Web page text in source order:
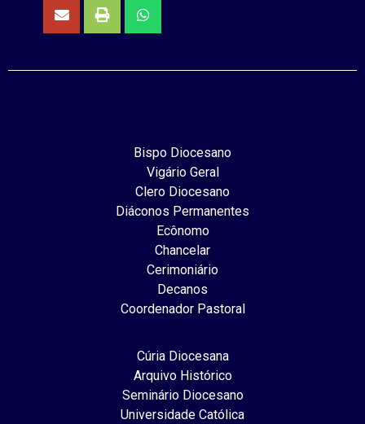
Bispo Diocesano
Vigário Geral
Clero Diocesano
Diáconos Permanentes
Ecônomo
Chancelar
Cerimoniário
Decanos
Coordenador Pastoral
Cúria Diocesana
Arquivo Histórico
Seminário Diocesano
Universidade Católica